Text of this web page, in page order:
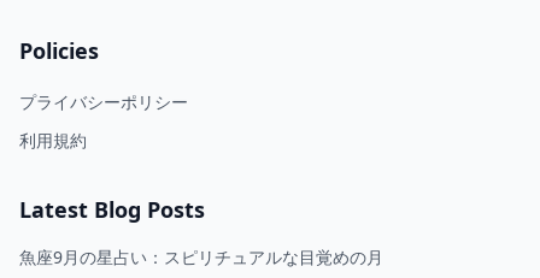
Policies
プライバシーポリシー
利用規約
Latest Blog Posts
魚座9月の星占い：スピリチュアルな目覚めの月